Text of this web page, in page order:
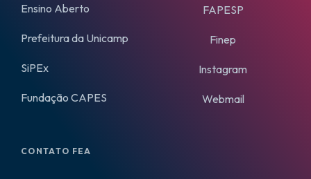
Ensino Aberto
Prefeitura da Unicamp
SiPEx
Fundação CAPES
FAPESP
Finep
Instagram
Webmail
CONTATO FEA